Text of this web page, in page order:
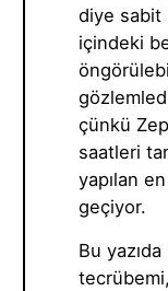
diye sabit
içindeki
çünkü
saatleri
yapılan
geçiyor.
Bu